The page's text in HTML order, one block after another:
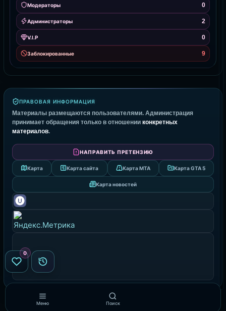
Модераторы 0
Администраторы 2
V.I.P 0
Заблокированные 9
ПРАВОВАЯ ИНФОРМАЦИЯ
Материалы размещаются пользователями. Администрация
принимает обращения только в отношении конкретных
материалов.
НАПРАВИТЬ ПРЕТЕНЗИЮ
Карта Карта сайта Карта MTA Карта GTA 5
Карта новостей
Меню Поиск
0